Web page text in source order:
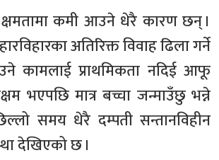
कमी आउने धेरै कारण छन् ।
अतिरिक्त विवाह ढिला गर्ने
कामलाई प्राथमिकता नदिई आफू
भएपछि मात्र बच्चा जन्माउँछु भन्ने
समय धेरै दम्पती सन्तानविहीन
देखिएको छ ।